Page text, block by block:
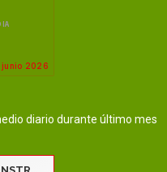
diario durante último mes